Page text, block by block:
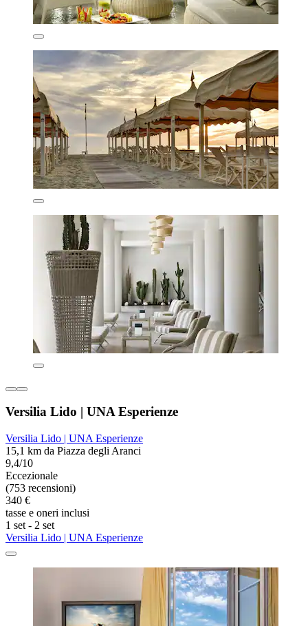
Versilia Lido | UNA Esperienze
Versilia Lido | UNA Esperienze
15,1 km da Piazza degli Aranci
9,4/10
Eccezionale
(753 recensioni)
340 €
tasse e oneri inclusi
1 set - 2 set
Versilia Lido | UNA Esperienze